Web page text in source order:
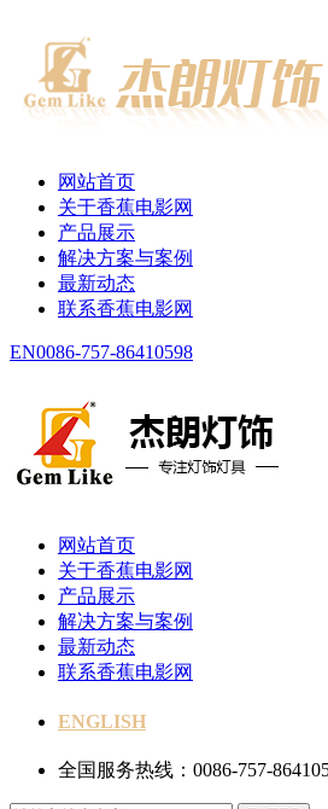
网站首页
关于香蕉电影网
产品展示
解决方案与案例
最新动态
联系香蕉电影网
EN0086-757-86410598
网站首页
关于香蕉电影网
产品展示
解决方案与案例
最新动态
联系香蕉电影网
ENGLISH
全国服务热线：0086-757-